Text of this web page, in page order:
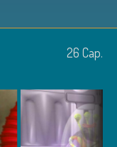
26 Cap.